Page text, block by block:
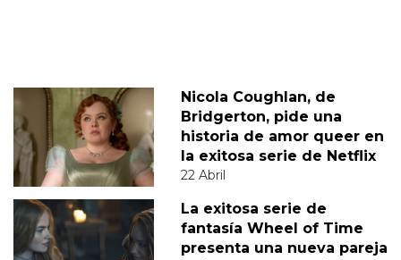
Nicola Coughlan, de
Bridgerton, pide una
historia de amor queer en
la exitosa serie de Netflix
22 Abril
La exitosa serie de
fantasía Wheel of Time
presenta una nueva pareja